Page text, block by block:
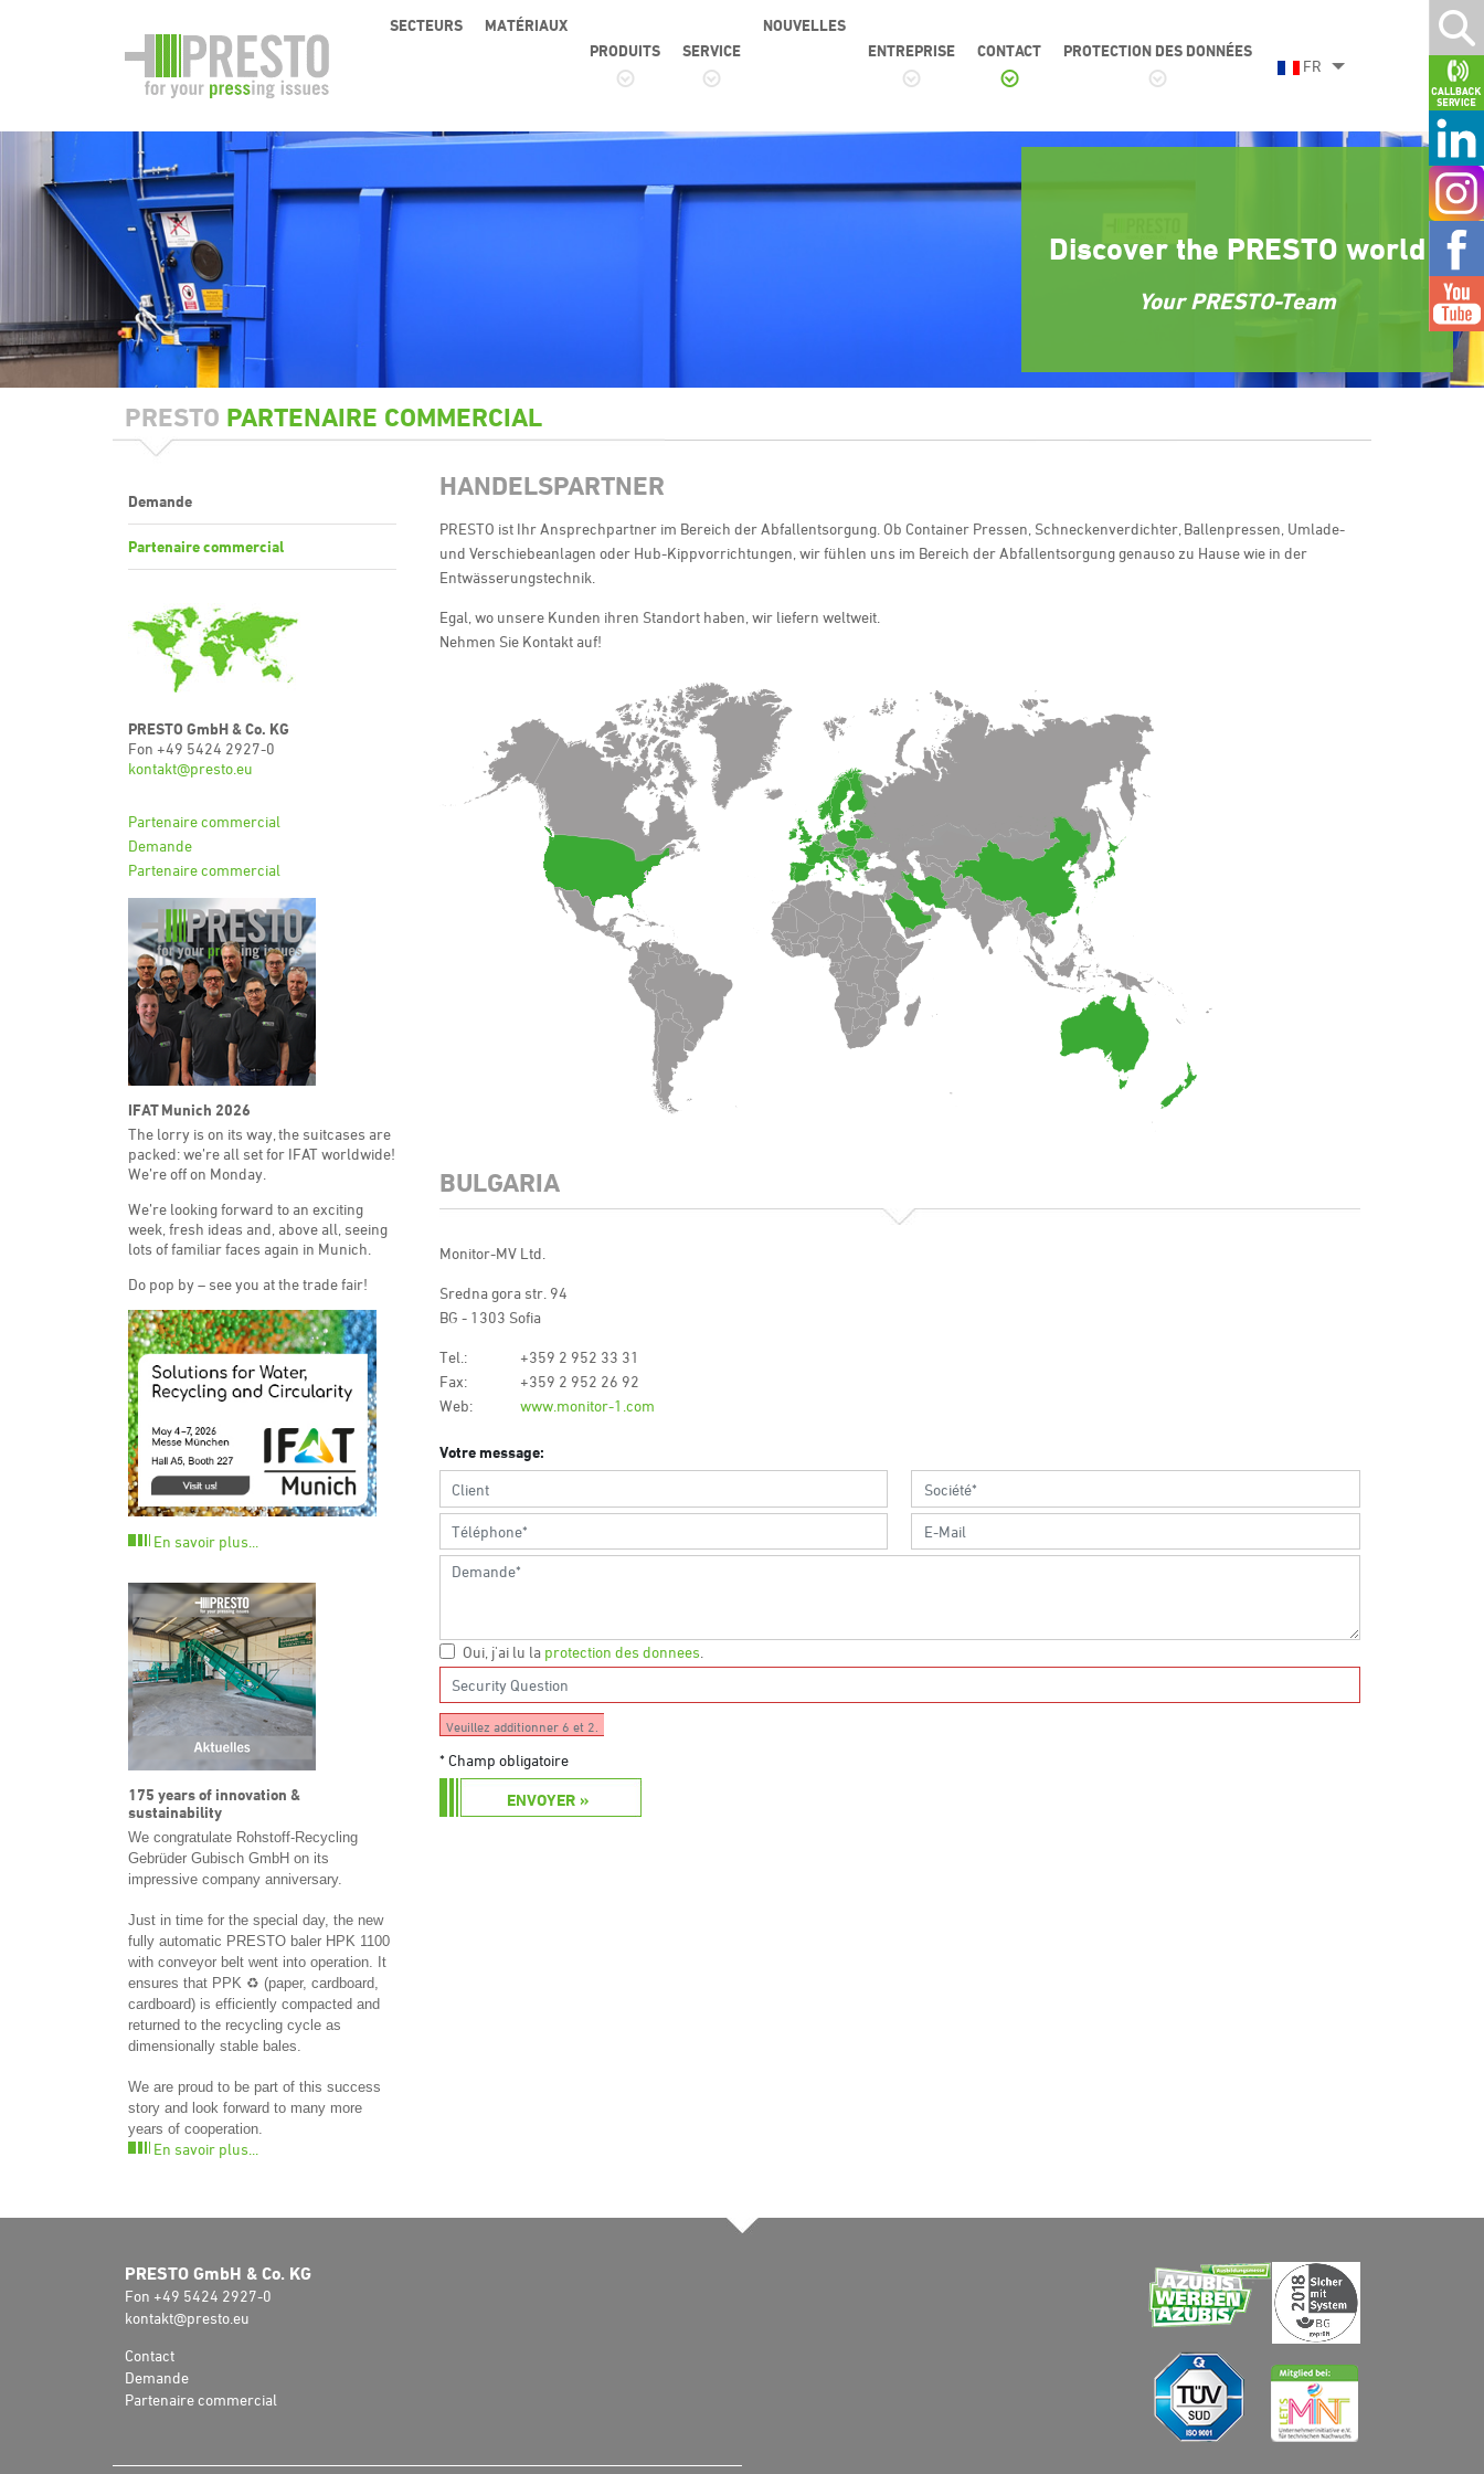
SECTEURS
MATÉRIAUX
PRODUITS
SERVICE
NOUVELLES
ENTREPRISE
CONTACT
PROTECTION DES DONNÉES
FR
Discover the PRESTO world
Your PRESTO-Team
PRESTO PARTENAIRE COMMERCIAL
HANDELSPARTNER
PRESTO ist Ihr Ansprechpartner im Bereich der Abfallentsorgung. Ob Container Pressen, Schneckenverdichter, Ballenpressen, Umlade-
und Verschiebeanlagen oder Hub-Kippvorrichtungen, wir fühlen uns im Bereich der Abfallentsorgung genauso zu Hause wie in der
Entwässerungstechnik.
Egal, wo unsere Kunden ihren Standort haben, wir liefern weltweit.
Nehmen Sie Kontakt auf!
BULGARIA
Monitor-MV Ltd.
Sredna gora str. 94
BG - 1303 Sofia
Tel.:
+359 2 952 33 31
Fax:
+359 2 952 26 92
Web:
www.monitor-1.com
Votre message:
Oui, j'ai lu la protection des donnees
Veuillez additionner 6 et 2.
* Champ obligatoire
ENVOYER »
Demande
Partenaire commercial
PRESTO GmbH & Co. KG
Fon +49 5424 2927-0
kontakt@presto.eu
Partenaire commercial
Demande
Partenaire commercial
IFAT Munich 2026
The lorry is on its way, the suitcases are
packed: we’re all set for IFAT worldwide!
We’re off on Monday.
We’re looking forward to an exciting
week, fresh ideas and, above all, seeing
lots of familiar faces again in Munich.
Do pop by – see you at the trade fair!
En savoir plus...
175 years of innovation &
sustainability
We congratulate Rohstoff-Recycling
Gebrüder Gubisch GmbH on its
impressive company anniversary.
Just in time for the special day, the new
fully automatic PRESTO baler HPK 1100
with conveyor belt went into operation. It
ensures that PPK ♻️ (paper, cardboard,
cardboard) is efficiently compacted and
returned to the recycling cycle as
dimensionally stable bales.
We are proud to be part of this success
story and look forward to many more
years of cooperation.
En savoir plus...
PRESTO GmbH & Co. KG
Fon +49 5424 2927-0
kontakt@presto.eu
Contact
Demande
Partenaire commercial